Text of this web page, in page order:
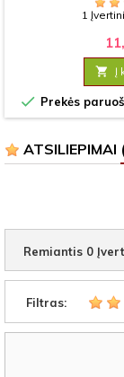
1
 Į
 Prekės
ATSILIEPIMAI
Remiantis 0
Filtras: